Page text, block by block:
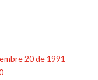
20 de 1991 –